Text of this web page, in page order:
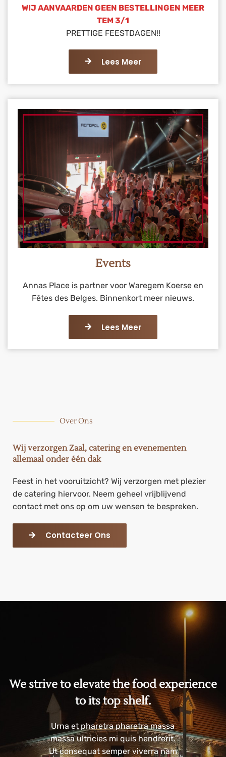
WIJ AANVAARDEN GEEN BESTELLINGEN MEER
TEM 3/1
PRETTIGE FEESTDAGEN!!
Lees Meer
Events
Annas Place is partner voor Waregem Koerse en
Fêtes des Belges. Binnenkort meer nieuws.
Lees Meer
Over Ons
Wij verzorgen Zaal, catering en evenementen
allemaal onder één dak
Feest in het vooruitzicht? Wij verzorgen met plezier
de catering hiervoor. Neem geheel vrijblijvend
contact met ons op om uw wensen te bespreken.
Contacteer Ons
We strive to elevate the food experience
to its top shelf.
Urna et pharetra pharetra massa
massa ultricies mi quis hendrerit.
Ut consequat semper viverra nam